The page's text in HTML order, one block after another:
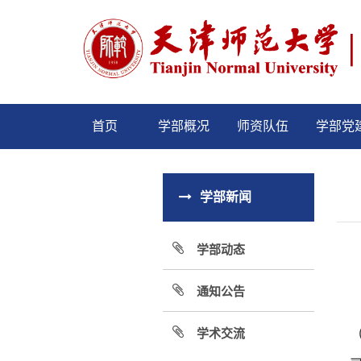
首页 学部概况 师资队伍 学部党
学部新闻
学部动态
通知公告
学术交流